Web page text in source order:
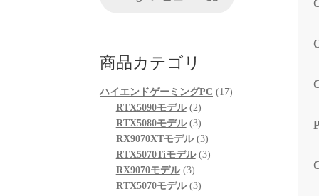
起動
プと
商品カテゴリ
ハイエンドゲーミングPC 1717
RTX5090モデル 22
個
の
商
RTX5080モデル 33
個
の
品
RX9070XTモデル 33
個
RTX5070Tiモデル 33
RX9070モデル 33
個
RTX5070モデル 33